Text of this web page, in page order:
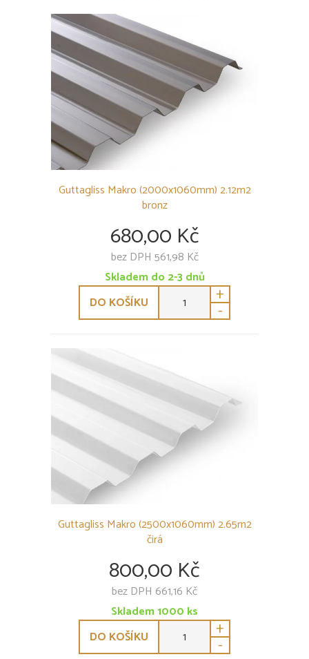
Trapézová deska Guttagliss Makro ST
Trapézová deska Guttagliss Makro CST
Vlnita deska Guttagliss WABE
Příslušenství k polykarbonátovým deskám
PODSTŘEŠNÍ FÓLIE
SKLENÍKY
OSTATNÍ
Guttagliss Makro (2000x1060mm) 2.12m2
bronz
680,00 Kč
bez DPH 561,98 Kč
Skladem do 2-3 dnů
DO KOŠÍKU
+
-
Guttagliss Makro (2500x1060mm) 2.65m2
čirá
800,00 Kč
bez DPH 661,16 Kč
Skladem1000 ks
DO KOŠÍKU
+
-